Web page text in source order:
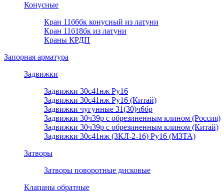
Конусные
Кран 11б6бк конусный из латуни
Кран 11б18бк из латуни
Краны КРДП
Запорная арматура
Задвижки
Задвижки 30с41нж Ру16
Задвижки 30с41нж Ру16 (Китай)
Задвижки чугунные 31(30)ч6бр
Задвижки 30ч39р с обрезиненным клином (Россия)
Задвижки 30ч39р с обрезиненным клином (Китай)
Задвижки 30с41нж (ЗКЛ-2-16) Ру16 (МЗТА)
Затворы
Затворы поворотные дисковые
Клапаны обратные